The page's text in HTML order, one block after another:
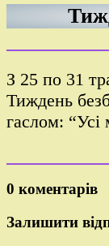
З 25 по 31
Тиждень
гаслом: “Усі
0 коментарів
Залишити